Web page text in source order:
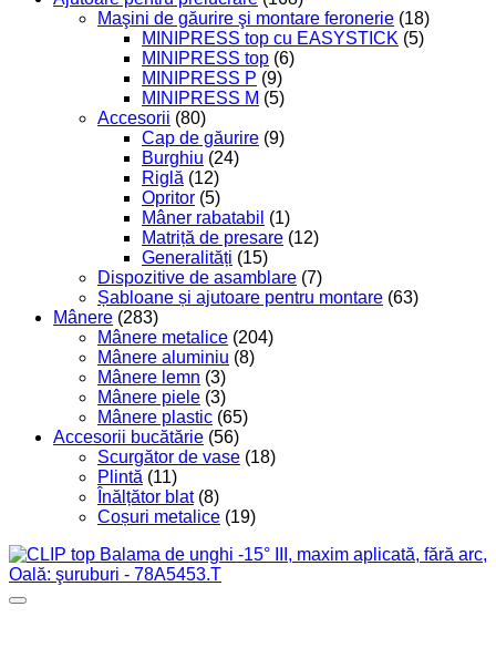
Maşini de găurire şi montare feronerie (18)
MINIPRESS top cu EASYSTICK (5)
MINIPRESS top (6)
MINIPRESS P (9)
MINIPRESS M (5)
Accesorii (80)
Cap de găurire (9)
Burghiu (24)
Riglă (12)
Opritor (5)
Mâner rabatabil (1)
Matriță de presare (12)
Generalități (15)
Dispozitive de asamblare (7)
Șabloane și ajutoare pentru montare (63)
Mânere (283)
Mânere metalice (204)
Mânere aluminiu (8)
Mânere lemn (3)
Mânere piele (3)
Mânere plastic (65)
Accesorii bucătărie (56)
Scurgător de vase (18)
Plintă (11)
Înălțător blat (8)
Coșuri metalice (19)